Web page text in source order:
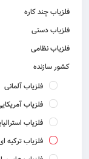
فلزیاب چند کاره
فلزیاب دستی
فلزیاب نظامی
کشور سازنده
فلزیاب آلمانی
فلزیاب
فلزیاب
فلزیاب ترکیه